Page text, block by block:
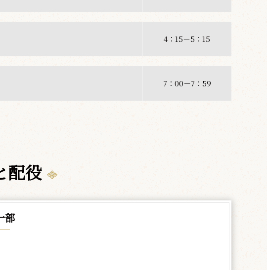
4：15－5：15
7：00－7：59
配役
部